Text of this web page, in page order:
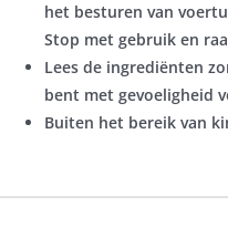
het besturen van
Stop met gebruik en
Lees de ingrediënten
bent met gevoeligheid
Buiten het bereik van